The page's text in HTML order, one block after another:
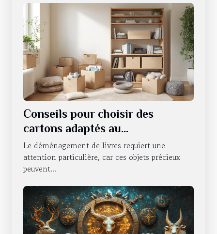
Conseils pour choisir des
cartons adaptés au
déménagement de livres
Le déménagement de livres requiert une
attention particulière, car ces objets précieux
peuvent...